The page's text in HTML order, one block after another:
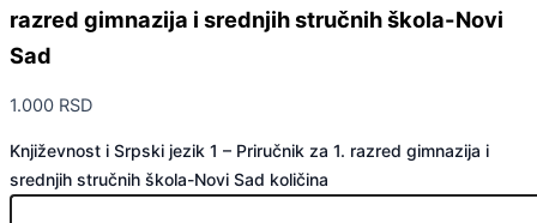
razred gimnazija i srednjih stručnih škola-Novi
Sad
1.000 RSD
Književnost i Srpski jezik 1 – Priručnik za 1. razred gimnazija i
srednjih stručnih škola-Novi Sad količina